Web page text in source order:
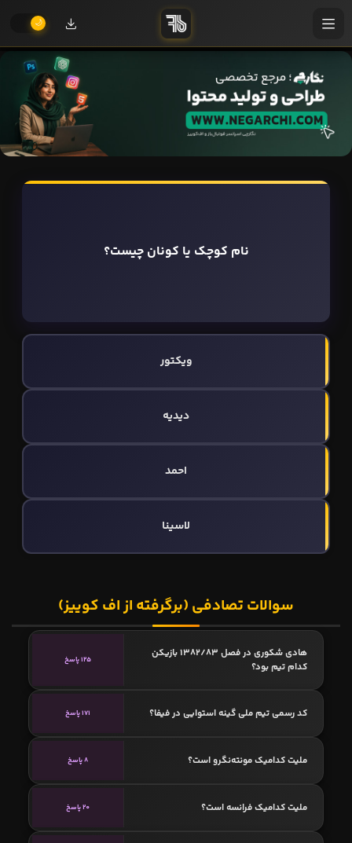
نام کوچک یا کونان چیست؟
ویکتور
دیدیه
احمد
لاسینا
سوالات تصادفی (برگرفته از اف کوییز)
هادی شکوری در فصل 1382/83 بازیکن
کدام تیم بود؟
125 پاسخ
کد رسمی تیم ملی گینه استوایی در فیفا؟ 171 پاسخ
ملیت کدامیک مونته‌نگرو است؟ 8 پاسخ
ملیت کدامیک فرانسه است؟ 20 پاسخ